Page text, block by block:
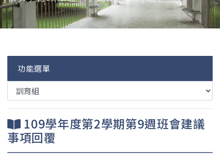
功能選單
109學年度第2學期第9週班會建議
事項回覆